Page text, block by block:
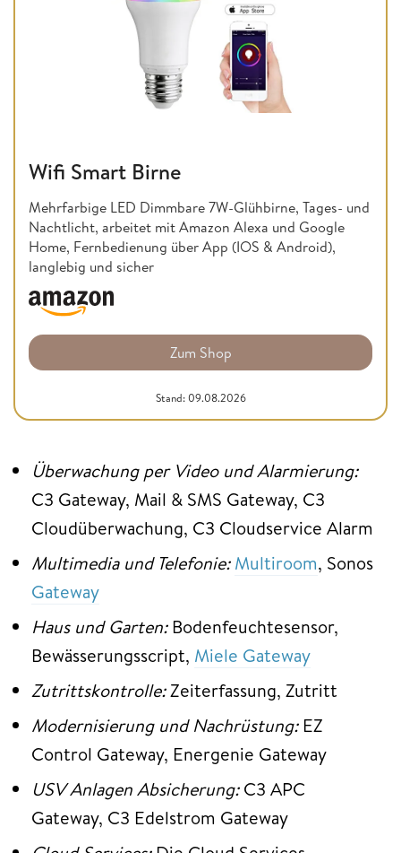
Wifi Smart Birne
Mehrfarbige LED Dimmbare 7W-Glühbirne, Tages- und
Nachtlicht, arbeitet mit Amazon Alexa und Google
Home, Fernbedienung über App (IOS & Android),
langlebig und sicher
Zum Shop
Stand: 09.08.2026
Überwachung per Video und Alarmierung:
C3 Gateway, Mail & SMS Gateway, C3
Cloudüberwachung, C3 Cloudservice Alarm
Multimedia und Telefonie: Multiroom, Sonos
Gateway
Haus und Garten:Bodenfeuchtesensor,
Bewässerungsscript, Miele Gateway
Zutrittskontrolle:Zeiterfassung, Zutritt
Modernisierung und Nachrüstung:EZ
Control Gateway, Energenie Gateway
USV Anlagen Absicherung:C3 APC
Gateway, C3 Edelstrom Gateway